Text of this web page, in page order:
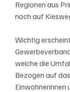
Regionen aus
noch auf
Wichtig
welche die
Bezogen auf
Einwohnerinnen